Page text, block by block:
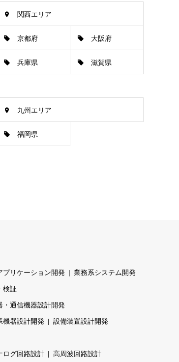
関西エリア
京都府 大阪府
兵庫県 滋賀県
九州エリア
福岡県
プリケーション開発 業務系システム開発
検証
・通信機器設計開発
機器設計開発 設備装置設計開発
ログ回路設計 高周波回路設計